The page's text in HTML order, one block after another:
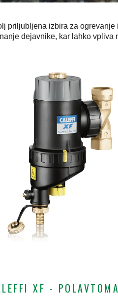
priljubljena izbira za
dejavnike, kar lahko
XF -